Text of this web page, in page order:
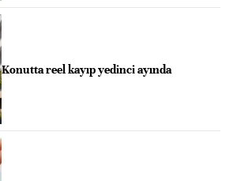
Konutta reel kayıp yedinci ayında